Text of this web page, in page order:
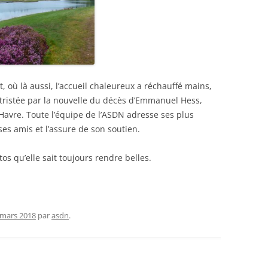
RÉSULTATS DE CHAMP DE
BATAILLE JEUDI 13 AVRIL 2023
RÉSULTATS DU DOUBLE DE
28/03/2023
CLASSEMENT TOUTES
RENCONTRES
où là aussi, l’accueil chaleureux a réchauffé mains,
par la nouvelle du décès d’Emmanuel Hess,
Toute l’équipe de l’ASDN adresse ses plus
amis et l’assure de son soutien.
qu’elle sait toujours rendre belles.
2018 parasdn.